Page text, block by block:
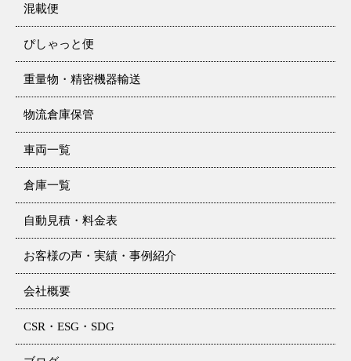
混載便
ぴしゃっと便
重量物・精密機器輸送
物流倉庫保管
車両一覧
倉庫一覧
自動見積・料金表
お客様の声・実績・事例紹介
会社概要
CSR・ESG・SDG